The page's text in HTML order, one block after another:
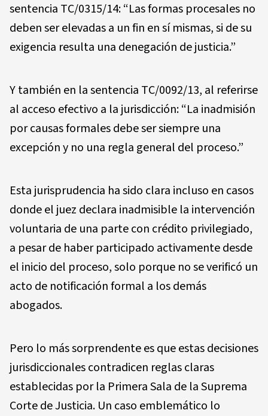
sentencia TC/0315/14: “Las formas procesales no
deben ser elevadas a un fin en sí mismas, si de su
exigencia resulta una denegación de justicia.”
Y también en la sentencia TC/0092/13, al referirse
al acceso efectivo a la jurisdicción: “La inadmisión
por causas formales debe ser siempre una
excepción y no una regla general del proceso.”
Esta jurisprudencia ha sido clara incluso en casos
donde el juez declara inadmisible la intervención
voluntaria de una parte con crédito privilegiado,
a pesar de haber participado activamente desde
el inicio del proceso, solo porque no se verificó un
acto de notificación formal a los demás
abogados.
Pero lo más sorprendente es que estas decisiones
jurisdiccionales contradicen reglas claras
establecidas por la Primera Sala de la Suprema
Corte de Justicia. Un caso emblemático lo